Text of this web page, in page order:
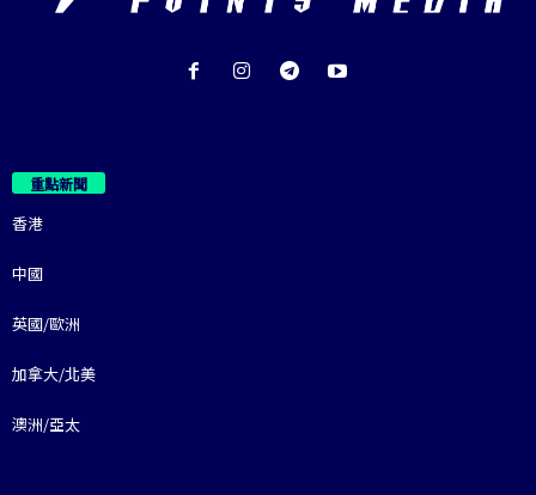
重點新聞
香港
中國
英國/歐洲
加拿大/北美
澳洲/亞太